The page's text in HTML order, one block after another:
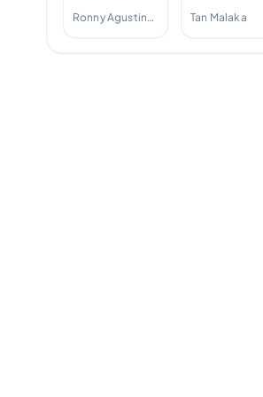
logika (Seri
pemikiran
nasional);
Ronny Agustinus, Tan Malaka Tan Malaka